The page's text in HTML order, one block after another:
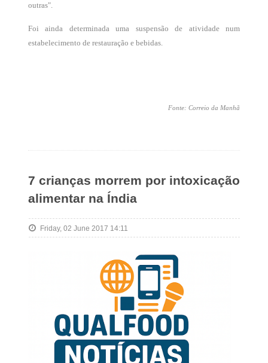
outras".
Foi ainda determinada uma suspensão de atividade num
estabelecimento de restauração e bebidas.
Fonte: Correio da Manhã
7 crianças morrem por intoxicação
alimentar na Índia
Friday, 02 June 2017 14:11